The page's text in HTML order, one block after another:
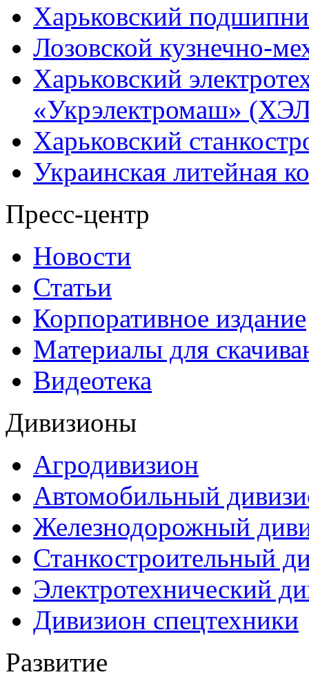
Харьковский
Лозовской кузнечно-
Харьковский
«Укрэлектромаш»
Харьковский
Украинская литейная
Пресс-центр
Новости
Статьи
Корпоративное издание
Материалы для
Видеотека
Дивизионы
Агродивизион
Автомобильный
Железнодорожный
Станкостроительный
Электротехнический
Дивизион спецтехники
Развитие